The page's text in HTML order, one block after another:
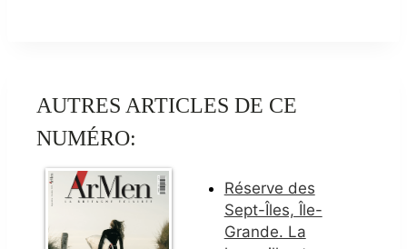
AUTRES ARTICLES DE CE
NUMÉRO:
Réserve des
Sept-Îles, Île-
Grande. La